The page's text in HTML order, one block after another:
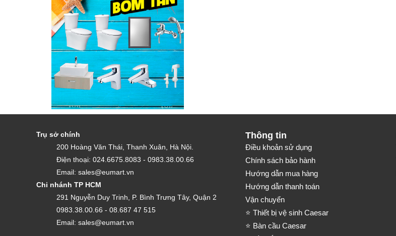
Trụ sở chính
200 Hoàng Văn Thái, Thanh Xuân, Hà Nội.
Điện thoại: 024.6675.8083 - 0983.38.00.66
Email: sales@eumart.vn
Chi nhánh TP HCM
291 Nguyễn Duy Trinh, P. Bình Trưng Tây, Quận 2
0983.38.00.66 - 08.687 47 515
Email: sales@eumart.vn
Thông tin
Điều khoản sử dụng
Chính sách bảo hành
Hướng dẫn mua hàng
Hướng dẫn thanh toán
Vận chuyển
⭐ Thiết bị vệ sinh Caesar
⭐ Bàn cầu Caesar